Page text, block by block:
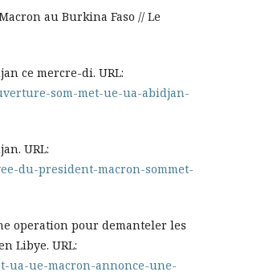
au Burkina Faso // Le
ce mercre-di. URL:
som-met-ue-ua-abidjan-
URL:
du-president-macron-sommet-
operation pour demanteler les
Libye. URL:
ua-ue-macron-annonce-une-